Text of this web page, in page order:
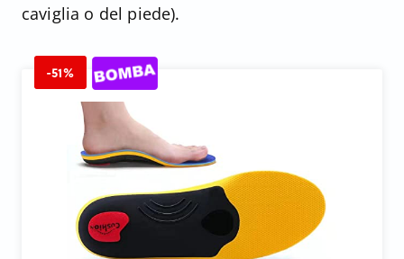
caviglia o del piede).
-51%